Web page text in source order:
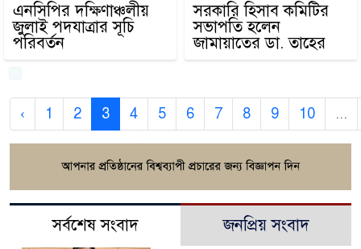
এনসিপির দক্ষিণাঞ্চলীয়
জুলাই পদযাত্রার সূচি
পরিবর্তন
সরকারি হিসাব কমিটির
সভাপতি হলেন
জামায়াতের ডা. তাহের
‹ 1 2 3 4 5 6 7 8 9 10 ...
সর্বশেষ সংবাদ জনপ্রিয় সংবাদ